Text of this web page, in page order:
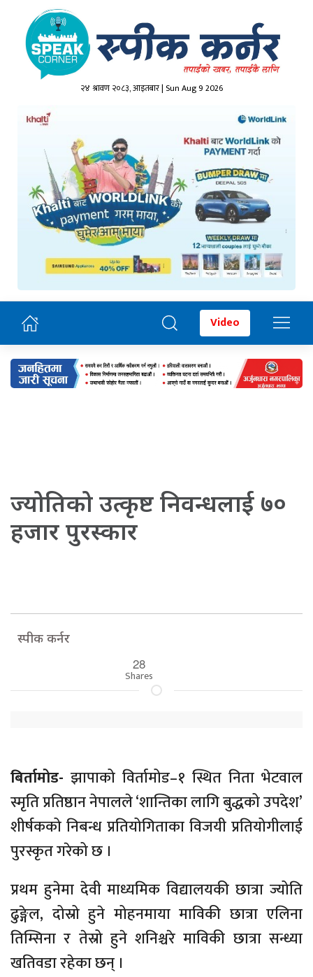
२४ श्रावण २०८३, आइतबार | Sun Aug 9 2026
Video
ज्योतिको उत्कृष्ट निवन्धलाई ७०
हजार पुरस्कार
स्पीक कर्नर
28
Shares
बिर्तामोड- झापाको विर्तामोड–१ स्थित निता भेटवाल
स्मृति प्रतिष्ठान नेपालले ‘शान्तिका लागि बुद्धको उपदेश’
शीर्षकको निबन्ध प्रतियोगिताका विजयी प्रतियोगीलाई
पुरस्कृत गरेको छ ।
प्रथम हुनेमा देवी माध्यमिक विद्यालयकी छात्रा ज्योति
ढुङ्गेल, दोस्रो हुने मोहनमाया माविकी छात्रा एलिना
तिम्सिना र तेस्रो हुने शनिश्चरे माविकी छात्रा सन्ध्या
खतिवडा रहेका छन् ।